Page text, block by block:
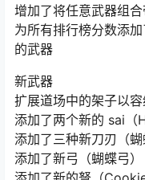
增加了将任意武器组
为所有排行榜分数添
的武器
新武器
扩展道场中的架子以
添加了两个新的 sai（
添加了三种新刀刃（蝴
添加了新弓（蝴蝶弓）